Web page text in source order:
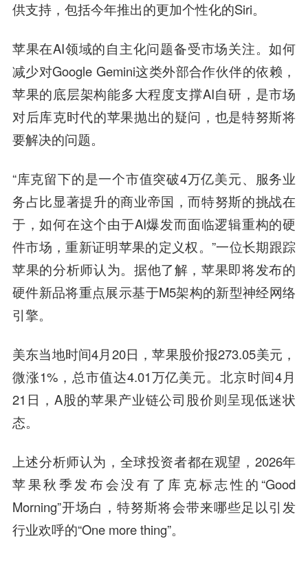
供支持，包括今年推出的更加个性化的Siri。
苹果在AI领域的自主化问题备受市场关注。如何
减少对Google Gemini这类外部合作伙伴的依赖，
苹果的底层架构能多大程度支撑AI自研，是市场
对后库克时代的苹果抛出的疑问，也是特努斯将
要解决的问题。
“库克留下的是一个市值突破4万亿美元、服务业
务占比显著提升的商业帝国，而特努斯的挑战在
于，如何在这个由于AI爆发而面临逻辑重构的硬
件市场，重新证明苹果的定义权。”一位长期跟踪
苹果的分析师认为。据他了解，苹果即将发布的
硬件新品将重点展示基于M5架构的新型神经网络
引擎。
美东当地时间4月20日，苹果股价报273.05美元，
微涨1%，总市值达4.01万亿美元。北京时间4月
21日，A股的苹果产业链公司股价则呈现低迷状
态。
上述分析师认为，全球投资者都在观望，2026年
苹果秋季发布会没有了库克标志性的“Good
Morning”开场白，特努斯将会带来哪些足以引发
行业欢呼的“One more thing”。